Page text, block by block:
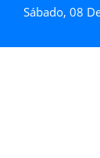
Sábado, 08